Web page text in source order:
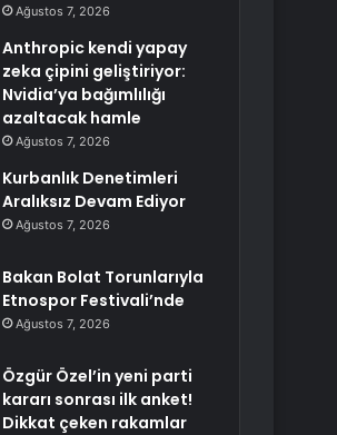
Ağustos 7, 2026
Anthropic kendi yapay
zeka çipini geliştiriyor:
Nvidia’ya bağımlılığı
azaltacak hamle
Ağustos 7, 2026
Kurbanlık Denetimleri
Aralıksız Devam Ediyor
Ağustos 7, 2026
Bakan Bolat Torunlarıyla
Etnospor Festivali’nde
Ağustos 7, 2026
Özgür Özel’in yeni parti
kararı sonrası ilk anket!
Dikkat çeken rakamlar